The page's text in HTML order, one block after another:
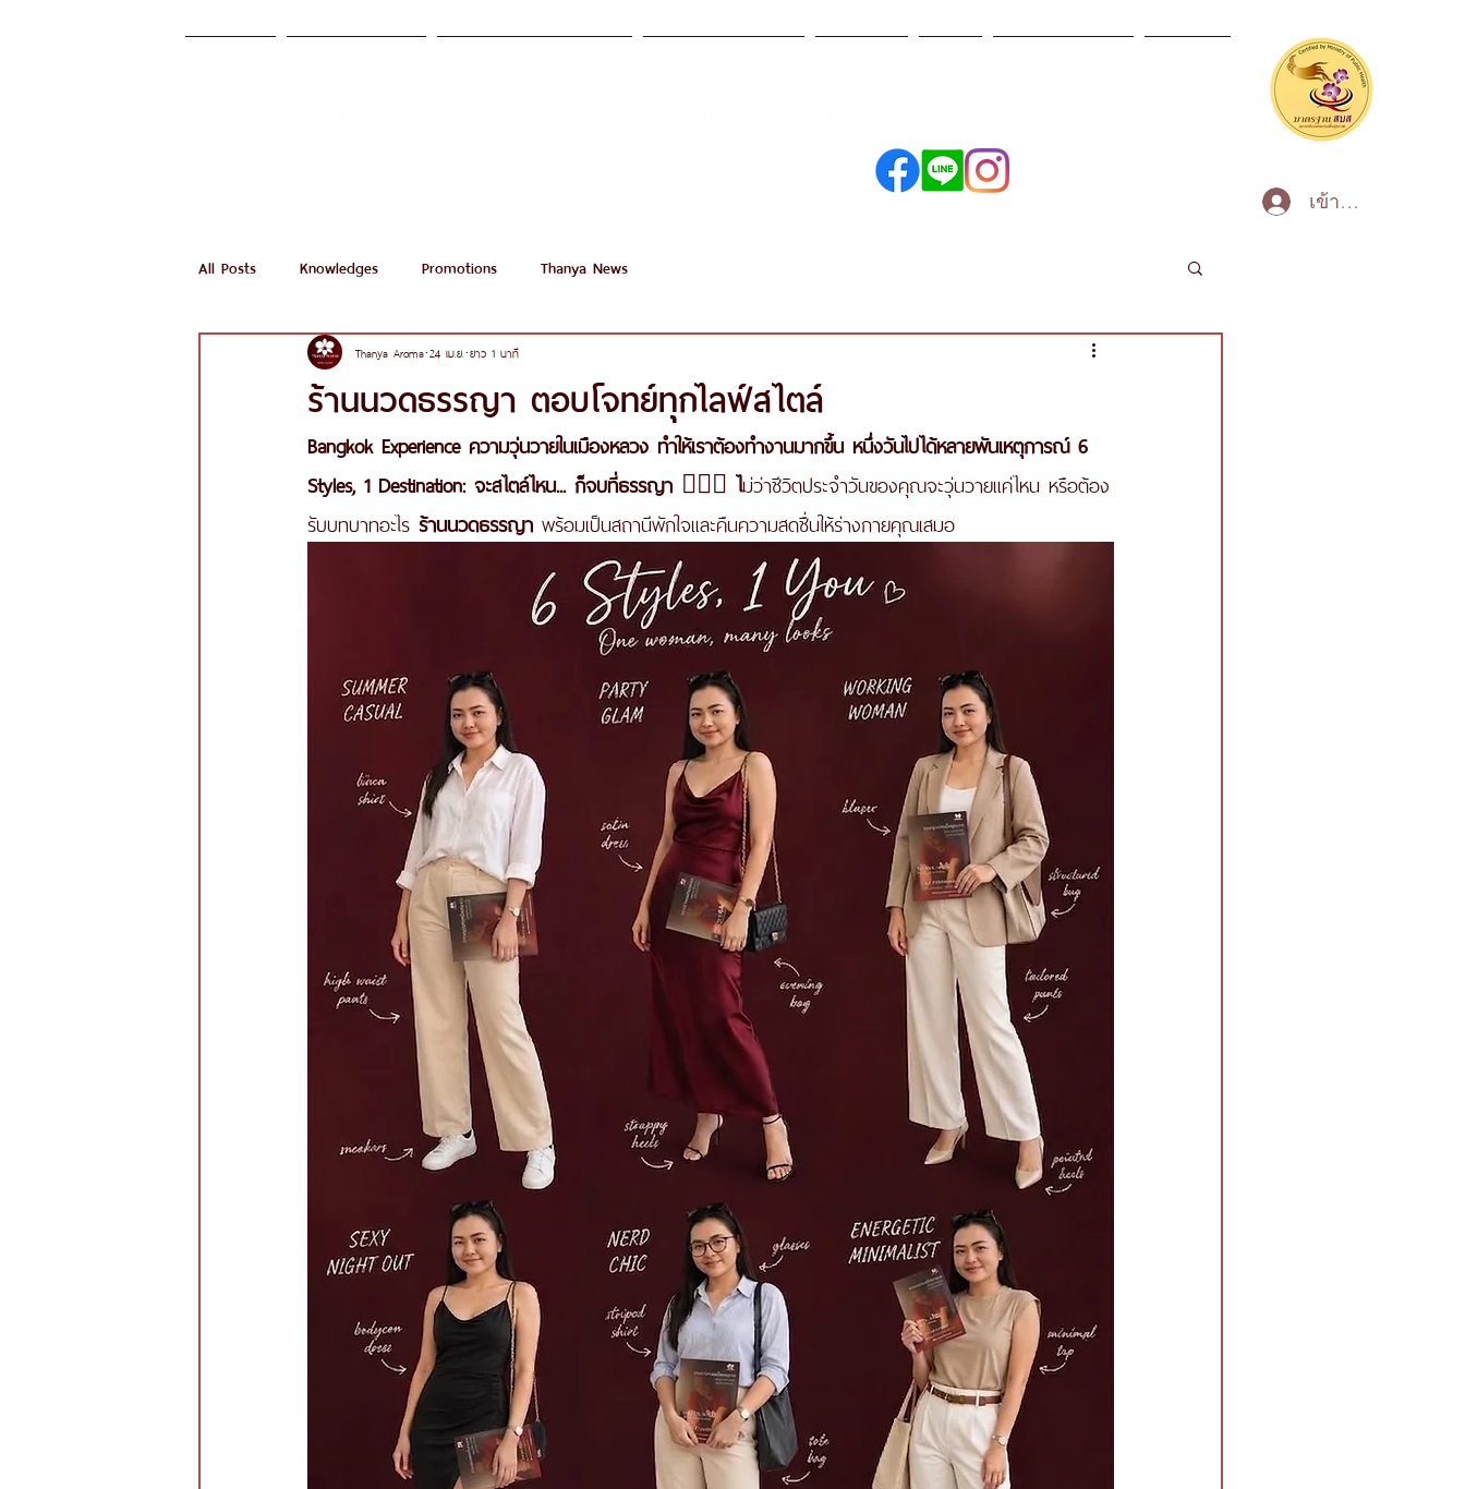
เข้าสู่ระบบ
All Posts Knowledges Promotions Thanya News
ร้านนวดธรรญา ตอบโจทย์ทุกไลฟ์สไตล์
Thanya Aroma 24 เม.ย. ยาว 1 นาที
Bangkok Experience ความวุ่นวายในเมืองหลวง ทำให้เราต้องทำงานมากขึ้น หนึ่งวันไปได้หลายพันเหตุการณ์ 6
Styles, 1 Destination: จะสไตล์ไหน... ก็จบที่ธรรญา 💆‍♀️✨ ไม่ว่าชีวิตประจำวันของคุณจะวุ่นวายแค่ไหน หรือต้อง
รับบทบาทอะไร ร้านนวดธรรญา พร้อมเป็นสถานีพักใจและคืนความสดชื่นให้ร่างกายคุณเสมอ